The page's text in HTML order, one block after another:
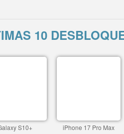
10
S10+ iPhone 17 Pro Max